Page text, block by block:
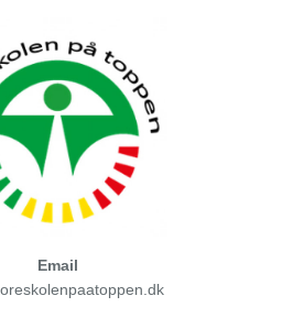
Email